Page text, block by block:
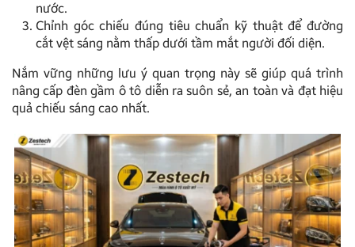
nước.
Chỉnh góc chiếu đúng tiêu chuẩn kỹ thuật để đường
cắt vệt sáng nằm thấp dưới tầm mắt người đối diện.
Nắm vững những lưu ý quan trọng này sẽ giúp quá trình
nâng cấp đèn gầm ô tô diễn ra suôn sẻ, an toàn và đạt hiệu
quả chiếu sáng cao nhất.